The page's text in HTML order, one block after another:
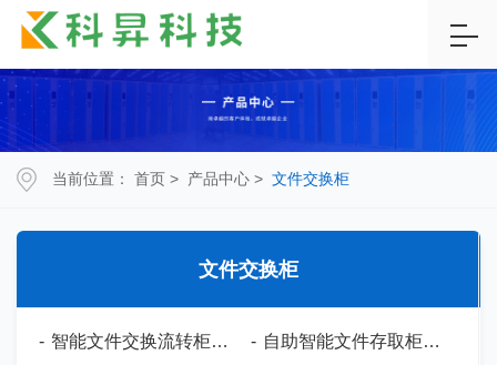
当前位置： 首页 > 产品中心 > 文件交换柜
文件交换柜
- 智能文件交换流转柜-ZW01 - 自助智能文件存取柜-ZW02